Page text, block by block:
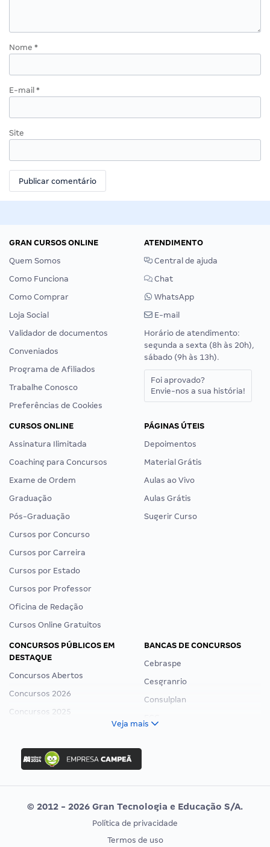
Nome *
E-mail *
Site
GRAN CURSOS ONLINE
Quem Somos
Como Funciona
Como Comprar
Loja Social
Validador de documentos
Conveniados
Programa de Afiliados
Trabalhe Conosco
Preferências de Cookies
ATENDIMENTO
Central de ajuda
Chat
WhatsApp
E-mail
Horário de atendimento:
segunda a sexta (8h às 20h),
sábado (9h às 13h).
Foi aprovado?
Envie-nos a sua história!
CURSOS ONLINE
Assinatura Ilimitada
Coaching para Concursos
Exame de Ordem
Graduação
Pós-Graduação
Cursos por Concurso
Cursos por Carreira
Cursos por Estado
Cursos por Professor
Oficina de Redação
Cursos Online Gratuitos
PÁGINAS ÚTEIS
Depoimentos
Material Grátis
Aulas ao Vivo
Aulas Grátis
Sugerir Curso
CONCURSOS PÚBLICOS EM
DESTAQUE
Concursos Abertos
Concursos 2026
Concursos 2025
Concurso Ibama
Concurso MPU
Editais publicados
BANCAS DE CONCURSOS
Cebraspe
Cesgranrio
Consulplan
Vunesp
CONCURSOS POR PROFISSÃO
EXAME DE ORDEM
Veja mais
© 2012 - 2026 Gran Tecnologia e Educação S/A.
Política de privacidade
Termos de uso